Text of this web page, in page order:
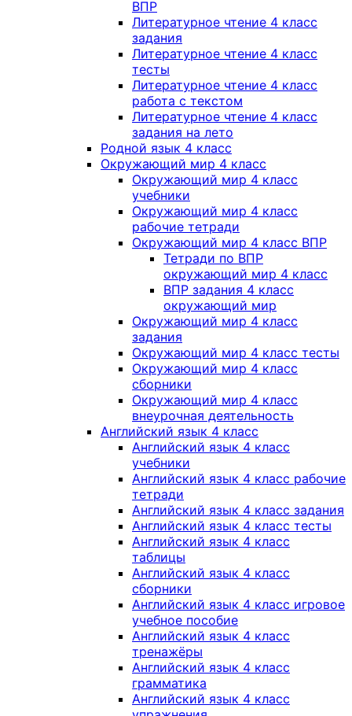
ВПР
Литературное чтение 4 класс
задания
Литературное чтение 4 класс
тесты
Литературное чтение 4 класс
работа с текстом
Литературное чтение 4 класс
задания на лето
Родной язык 4 класс
Окружающий мир 4 класс
Окружающий мир 4 класс
учебники
Окружающий мир 4 класс
рабочие тетради
Окружающий мир 4 класс ВПР
Тетради по ВПР
окружающий мир 4 класс
ВПР задания 4 класс
окружающий мир
Окружающий мир 4 класс
задания
Окружающий мир 4 класс тесты
Окружающий мир 4 класс
сборники
Окружающий мир 4 класс
внеурочная деятельность
Английский язык 4 класс
Английский язык 4 класс
учебники
Английский язык 4 класс рабочие
тетради
Английский язык 4 класс задания
Английский язык 4 класс тесты
Английский язык 4 класс
таблицы
Английский язык 4 класс
сборники
Английский язык 4 класс игровое
учебное пособие
Английский язык 4 класс
тренажёры
Английский язык 4 класс
грамматика
Английский язык 4 класс